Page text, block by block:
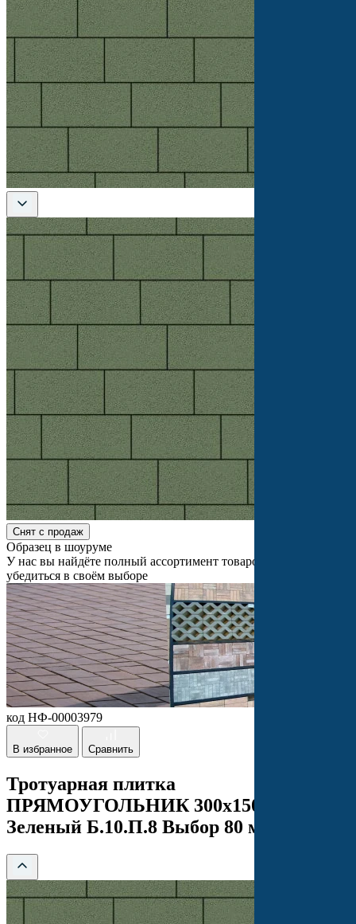
Снят с продаж
Образец в шоуруме
У нас вы найдёте полный ассортимент товаров и сможете
убедиться в своём выборе
код НФ-00003979
В избранное Сравнить
Тротуарная плитка
ПРЯМОУГОЛЬНИК 300х150 Стандарт
Зеленый Б.10.П.8 Выбор 80 мм